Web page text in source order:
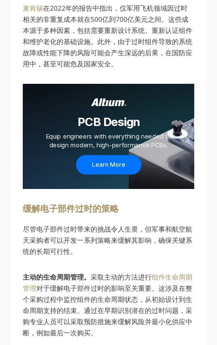
麦肯锡在2022年的报告中指出，仅军用飞机领域因过时
相关的非重复成本就在500亿到700亿美元之间。这些成
本源于多种因素，包括需要重新设计系统、重新认证组件
和维护老化的基础设施。此外，由于过时组件导致的系统
故障或性能下降的风险可能会产生深远的后果，在国防应
用中，甚至可能危及国家安全。
PCB Design
Equip engineers with everything needed to
design modern, high-performance PCBs.
Learn More
缓解电子部件过时的策略
尽管电子部件过时带来的挑战令人生畏，但军事和航空航
天采购者可以开发一系列策略来缓解其影响，确保关键系
统的长期可行性。
主动的生命周期管理。采取主动的方法进行组件生命周期
管理对于缓解电子部件过时的影响至关重要。这涉及在整
个采购过程中监控组件的生命周期状态，从初始设计到生
命周期支持的结束。通过在早期识别潜在的过时问题，采
购专业人员可以采取预防措施来缓解风险并最小化供应中
断，例如最后一次购买。